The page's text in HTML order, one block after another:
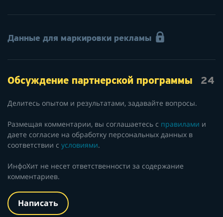
Данные для маркировки рекламы
Обсуждение партнерской программы 24
Делитесь опытом и результатами, задавайте вопросы.
Размещая комментарии, вы соглашаетесь с правилами и
даете согласие на обработку персональных данных в
соответствии с условиями.
ИнфоХит не несет ответственности за содержание
комментариев.
Написать